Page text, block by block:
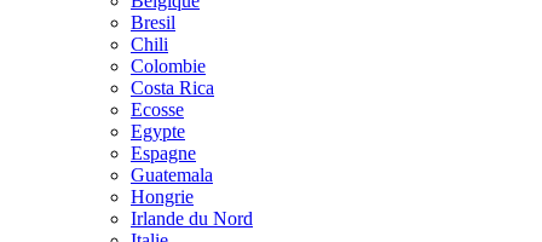
Bresil
Chili
Colombie
Costa Rica
Ecosse
Egypte
Espagne
Guatemala
Hongrie
Irlande du Nord